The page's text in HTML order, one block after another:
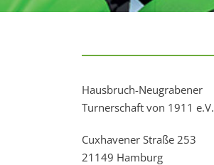
Hausbruch-Neugrabener
Turnerschaft von 1911 e.V.
Cuxhavener Straße 253
21149 Hamburg